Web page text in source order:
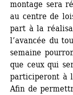
montage sera
au centre de
part à la
l’avancée du
semaine
que ceux qui
participeront à
Afin de